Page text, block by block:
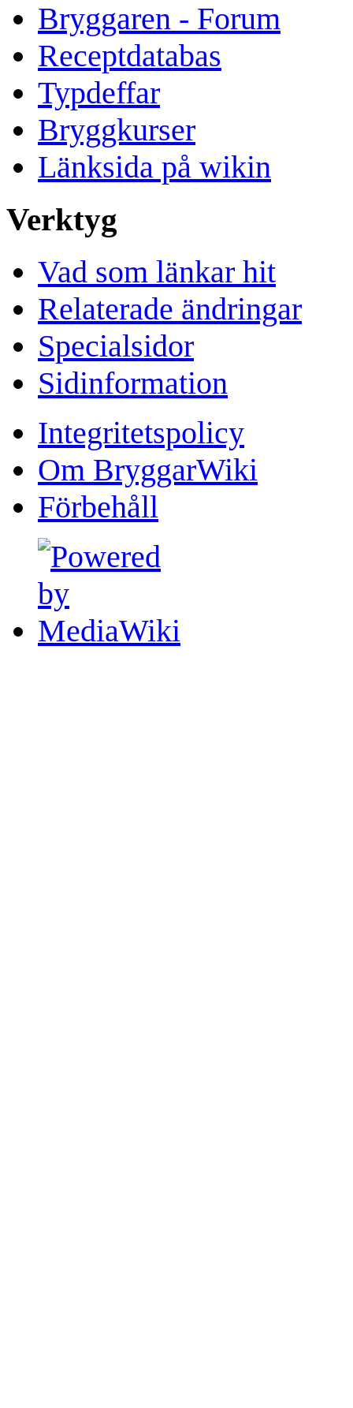
Bryggaren - Forum
Receptdatabas
Typdeffar
Bryggkurser
Länksida på wikin
Verktyg
Vad som länkar hit
Relaterade ändringar
Specialsidor
Sidinformation
Integritetspolicy
Om BryggarWiki
Förbehåll